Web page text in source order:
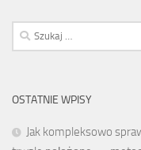
Szukaj:
OSTATNIE WPISY
Jak kompleksowo